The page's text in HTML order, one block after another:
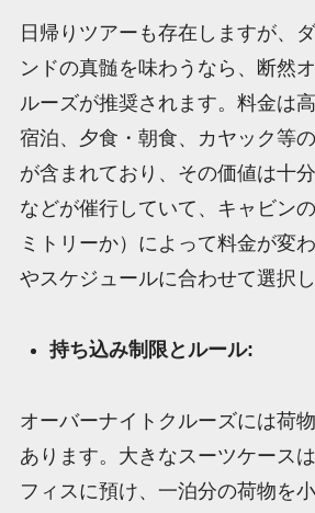
日帰りツアーも存在しますが、
ンドの真髄を味わうなら、断然
ルーズが推奨されます。料金は
宿泊、夕食・朝食、カヤック等
が含まれており、その価値は十
などが催行していて、キャビン
ミトリーか）によって料金が変
やスケジュールに合わせて選択し
持ち込み制限とルール:
オーバーナイトクルーズには荷
あります。大きなスーツケース
フィスに預け、一泊分の荷物を